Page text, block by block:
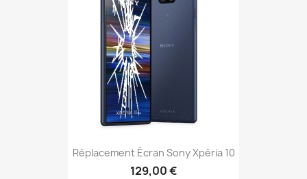
Réplacement Écran Sony Xpéria 10
129,00 €